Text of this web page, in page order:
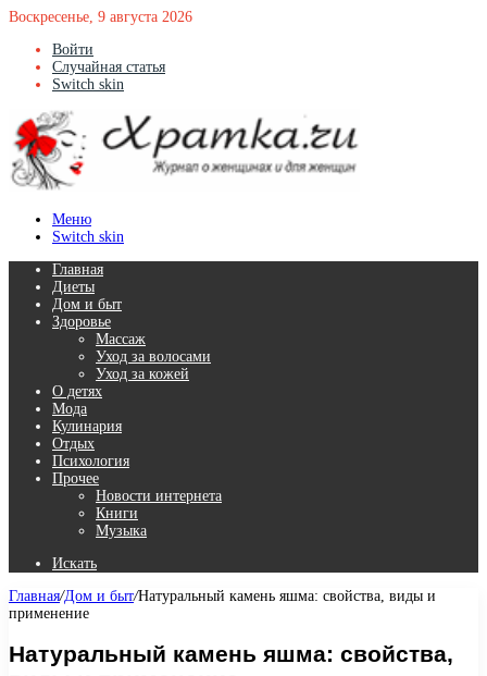
Воскресенье, 9 августа 2026
Войти
Случайная статья
Switch skin
Меню
Switch skin
Главная
Диеты
Дом и быт
Здоровье
Массаж
Уход за волосами
Уход за кожей
О детях
Мода
Кулинария
Отдых
Психология
Прочее
Новости интернета
Книги
Музыка
Искать
Главная/Дом и быт/Натуральный камень яшма: свойства, виды и
применение
Натуральный камень яшма: свойства,